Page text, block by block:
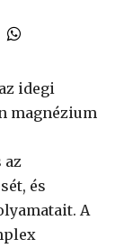
idegi
magnézium
az
és
A